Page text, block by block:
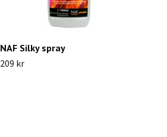
NAF Silky spray
209 kr